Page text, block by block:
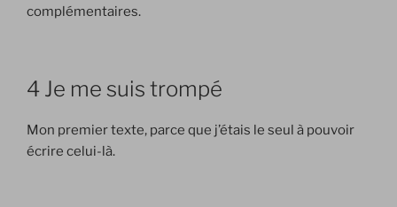
complémentaires.
4 Je me suis trompé
Mon premier texte, parce que j’étais le seul à pouvoir
écrire celui-là.